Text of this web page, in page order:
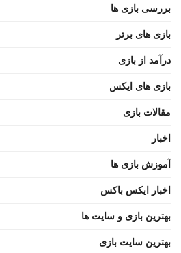
بررسی بازی ها
بازی های برتر
درآمد از بازی
بازی های ایکس
مقالات بازی
اخبار
آموزش بازی ها
اخبار ایکس باکس
بهترین بازی و سایت ها
بهترین سایت بازی